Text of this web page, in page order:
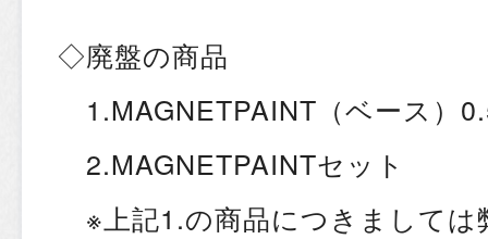
◇廃盤の商品
1.MAGNETPAINT（ベース）
2.MAGNETPAINTセット
※上記1.の商品につきましては